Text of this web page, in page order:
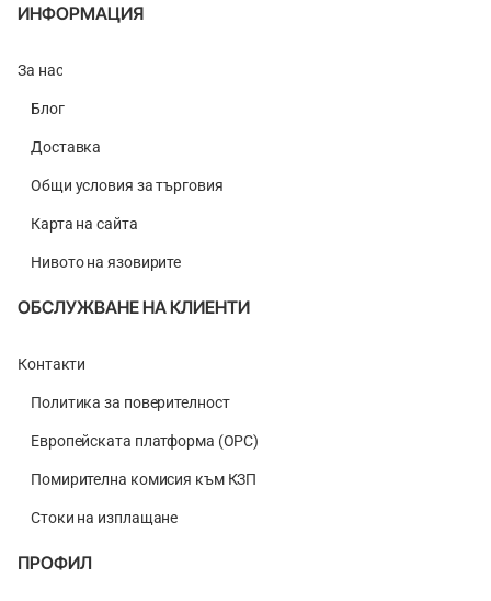
ИНФОРМАЦИЯ
За нас
Блог
Доставка
Общи условия за търговия
Карта на сайта
Нивото на язовирите
ОБСЛУЖВАНЕ НА КЛИЕНТИ
Контакти
Политика за поверителност
Европейската платформа (ОРС)
Помирителна комисия към КЗП
Стоки на изплащане
ПРОФИЛ